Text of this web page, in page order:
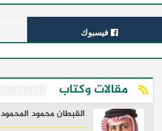
فيسبوك
مقالات وكتاب
القبطان محمود المحمود